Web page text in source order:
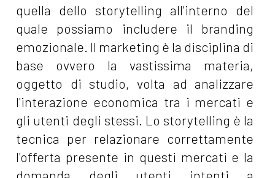
quella dello storytelling all'interno del
quale possiamo includere il branding
emozionale. Il marketing è la disciplina di
base ovvero la vastissima materia,
oggetto di studio, volta ad analizzare
l'interazione economica tra i mercati e
gli utenti degli stessi. Lo storytelling è la
tecnica per relazionare correttamente
l'offerta presente in questi mercati e la